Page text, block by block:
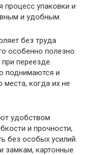
процесс упаковки и
и удобным.
без труда
особенно полезно
переезде.
поднимаются и
когда их не
удобством
и прочности,
без особых усилий.
замкам, картонные